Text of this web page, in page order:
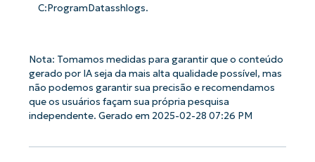
C:ProgramDatasshlogs.
Nota: Tomamos medidas para garantir que o conteúdo
gerado por IA seja da mais alta qualidade possível, mas
não podemos garantir sua precisão e recomendamos
que os usuários façam sua própria pesquisa
independente. Gerado em 2025-02-28 07:26 PM
Comece a usar as análises de KB
orientadas por IA do NinjaOne!
name*